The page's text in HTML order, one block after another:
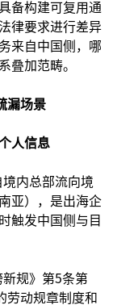
备构建可复用通
律要求进行差异
来自中国侧，哪
叠加范畴。
漏场景
人信息
内总部流向境
亚），是出海企
触发中国侧与目
新规》第5条第
劳动规章制度和